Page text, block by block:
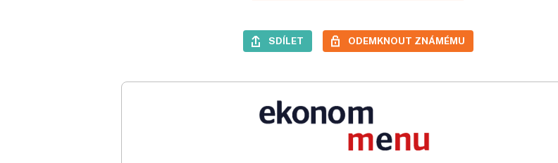
SDÍLET ODEMKNOUT ZNÁMÉMU